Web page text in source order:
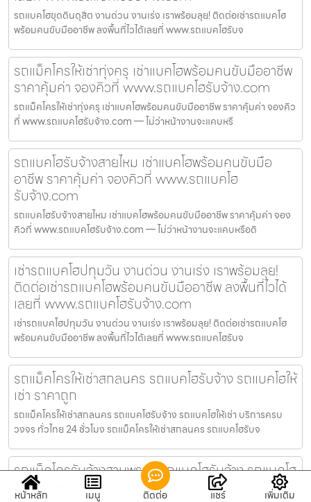
รถแบคโฮขุดดินดุสิต งานด่วน งานเร่ง เราพร้อมลุย! ติดต่อเช่ารถแบคโฮ
พร้อมคนขับมืออาชีพ ลงพื้นที่ไวได้เลยที่ www.รถแบคโฮรับจ
รถแม็คโครให้เช่าทุ่งครุ เช่าแบคโฮพร้อมคนขับมืออาชีพ
ราคาคุ้มค่า จองคิวที่ www.รถแบคโฮรับจ้าง.com
รถแม็คโครให้เช่าทุ่งครุ เช่าแบคโฮพร้อมคนขับมืออาชีพ ราคาคุ้มค่า จองคิว
ที่ www.รถแบคโฮรับจ้าง.com — ไม่ว่าหน้างานจะแคบหรื
รถแบคโฮรับจ้างสายไหม เช่าแบคโฮพร้อมคนขับมือ
อาชีพ ราคาคุ้มค่า จองคิวที่ www.รถแบคโฮ
รับจ้าง.com
รถแบคโฮรับจ้างสายไหม เช่าแบคโฮพร้อมคนขับมืออาชีพ ราคาคุ้มค่า จอง
คิวที่ www.รถแบคโฮรับจ้าง.com — ไม่ว่าหน้างานจะแคบหรือดิ
เช่ารถแบคโฮปทุมวัน งานด่วน งานเร่ง เราพร้อมลุย!
ติดต่อเช่ารถแบคโฮพร้อมคนขับมืออาชีพ ลงพื้นที่ไวได้
เลยที่ www.รถแบคโฮรับจ้าง.com
เช่ารถแบคโฮปทุมวัน งานด่วน งานเร่ง เราพร้อมลุย! ติดต่อเช่ารถแบคโฮ
พร้อมคนขับมืออาชีพ ลงพื้นที่ไวได้เลยที่ www.รถแบคโฮรับจ
รถแม็คโครให้เช่าสกลนคร รถแบคโฮรับจ้าง รถแบคโฮให้
เช่า ราคาถูก
รถแม็คโครให้เช่าสกลนคร รถแบคโฮรับจ้าง รถแบคโฮให้เช่า บริการครบ
วงจร ทั่วไทย 24 ชั่วโมง รถแม็คโครให้เช่าสกลนคร รถแบคโฮรับจ
รถแม็คโครรับจ้างสามพราน รถแบคโฮรับจ้าง รถแบคโฮ
ให้เช่า ราคาถูก
หน้าหลัก เมนู ติดต่อ แชร์ เพิ่มเติม